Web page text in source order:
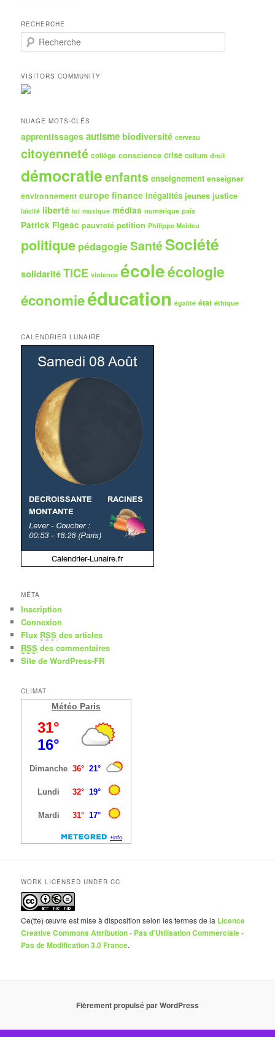
RECHERCHE
e
h
e
r
h
VISITORS COMMUNITY
NUAGE MOTS-CLÉS
apprentissages autisme biodiversité cerveau
citoyenneté collège conscience crise culture droit
démocratieenfants enseignement enseigner
environnement europe finance inégalités jeunes justice
laïcité liberté loi musique médias numérique paix
Patrick Figeac pauvreté petition Philippe Meirieu
politique pédagogieSantéSociété
solidaritéTICE violence écoleécologie
économieéducation égalité état éthique
CALENDRIER LUNAIRE
MÉTA
Inscription
Connexion
Flux RSS des articles
RSS des commentaires
Site de WordPress-FR
CLIMAT
Météo Paris
WORK LICENSED UNDER CC
Ce(tte) œuvre est mise à disposition selon les termes de la Licence
Creative Commons Attribution - Pas d’Utilisation Commerciale -
Pas de Modification 3.0 France.
Fièrement propulsé par WordPress